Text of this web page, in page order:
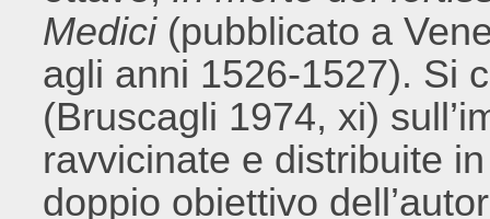
Medici(pubblicato a
agli anni 1526-1527). Si
(Bruscagli 1974, xi)
ravvicinate e distribuite
doppio obiettivo